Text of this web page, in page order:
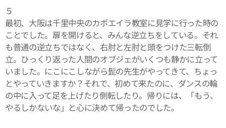
５
最初、大阪は千里中央のカポエイラ教室に見学に行った時の
ことでした。扉を開けると、みんな逆立ちをしている。それ
も普通の逆立ちではなく、右肘と左肘と頭をつけた三転倒
立。ひっくり返った人間のオブジェがいくつも静かに立って
いました。にこにこしながら髭の先生がやってきて、ちょっ
とやっていきますか？それで、初めて来たのに、ダンスの輪
の中に入って足を上げたり側転したり。帰りには、「もう、
やるしかないな」と心に決めて帰ったのでした。